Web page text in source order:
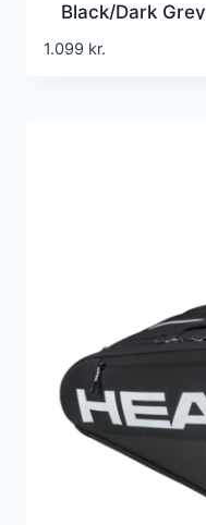
Black/Dark Grey
1.099 kr.